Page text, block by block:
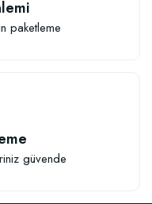
paketleme
güvende